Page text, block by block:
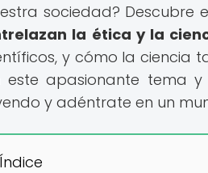
sociedad? Descubre
la ética y la
y cómo la ciencia
este apasionante tema y
y adéntrate en un
Índice